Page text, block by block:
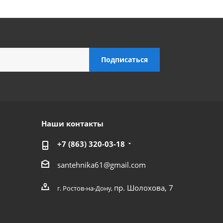
Наши контакты
+7 (863) 320-03-18
santehnika61@gmail.com
г. Ростов-на-Дону, пр. Шолохова, 7